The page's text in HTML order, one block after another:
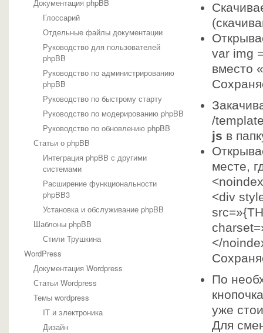
Документация phpBB
Глоссарий
Отдельные файлы документации
Руководство для пользователей
phpBB
Руководство по администрированию
phpBB
Руководство по быстрому старту
Руководство по модерированию phpBB
Руководство по обновлению phpBB
Статьи о phpBB
Интеграция phpBB с другими
системами
Расширение функциональности
phpBB3
Установка и обслуживание phpBB
Шаблоны phpBB
Стили Трушкина
WordPress
Документация Wordpress
Статьи Wordpress
Темы wordpress
IT и электроника
Дизайн
var img
вместо
/
js в
месте,
<div
</
По
уже
Для